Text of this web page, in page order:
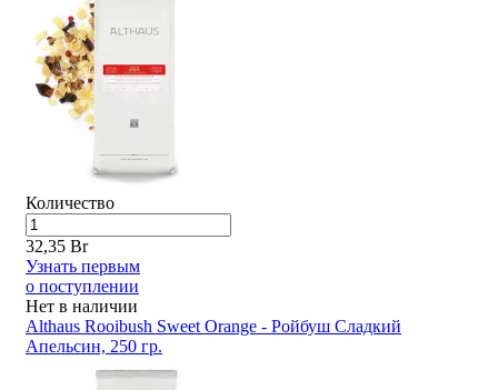
Количество
32,35 Br
Узнать первым
о поступлении
Нет в наличии
Althaus Rooibush Sweet Orange - Ройбуш Сладкий
Апельсин, 250 гр.